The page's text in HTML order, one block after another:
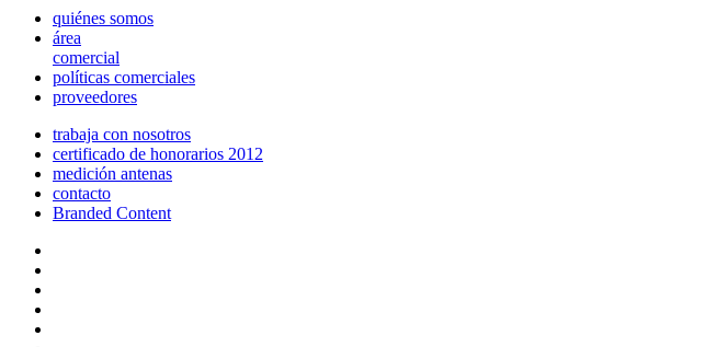
quiénes somos
área
comercial
políticas comerciales
proveedores
trabaja con nosotros
certificado de honorarios 2012
medición antenas
contacto
Branded Content